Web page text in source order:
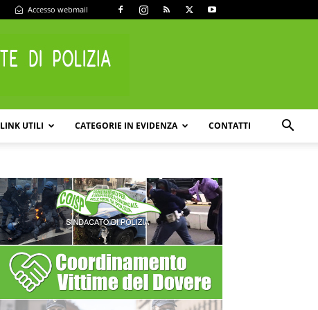
Accesso webmail
LINK UTILI CATEGORIE IN EVIDENZA CONTATTI